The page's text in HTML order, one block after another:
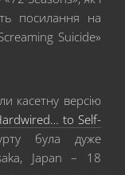
посилання на
Suicide»
касетну версію
to Self-
була дуже
Japan – 18